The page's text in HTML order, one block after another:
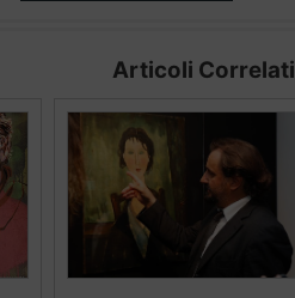
Articoli Correlati